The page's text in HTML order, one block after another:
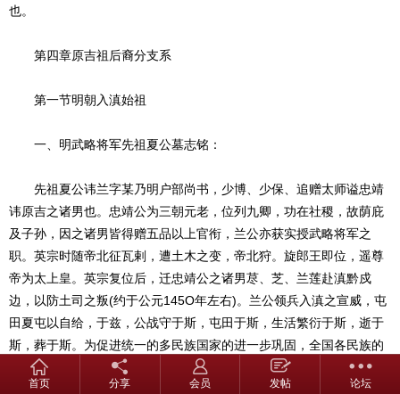
也。
第四章原吉祖后裔分支系
第一节明朝入滇始祖
一、明武略将军先祖夏公墓志铭：
先祖夏公讳兰字某乃明户部尚书，少博、少保、追赠太师谥忠靖
讳原吉之诸男也。忠靖公为三朝元老，位列九卿，功在社稷，故荫庇
及子孙，因之诸男皆得赠五品以上官衔，兰公亦获实授武略将军之
职。英宗时随帝北征瓦剌，遭土木之变，帝北狩。旋郎王即位，遥尊
帝为太上皇。英宗复位后，迁忠靖公之诸男荩、芝、兰莲赴滇黔戍
边，以防土司之叛(约于公元145O年左右)。兰公领兵入滇之宣威，屯
田夏屯以自给，于兹，公战守于斯，屯田于斯，生活繁衍于斯，逝于
斯，葬于斯。为促进统一的多民族国家的进一步巩固，全国各民族的
融合，云南的开发和经济发展诸方面均作出了不可遗忘的贡献。公之
为人，治军严而爱士卒，重武备而喜儒学，勤于事而俭其用，公公私
首页 分享 会员 发帖 论坛